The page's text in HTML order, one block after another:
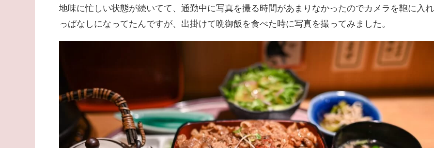
地味に忙しい状態が続いてて、通勤中に写真を撮る時間があまりなかったのでカメラを鞄に入れ
っぱなしになってたんですが、出掛けて晩御飯を食べた時に写真を撮ってみました。